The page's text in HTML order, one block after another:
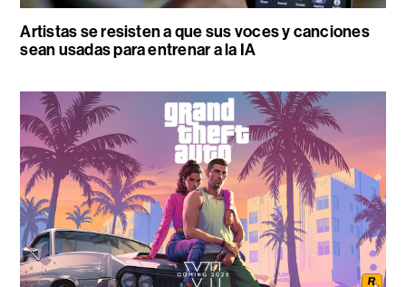
Artistas se resisten a que sus voces y canciones
sean usadas para entrenar a la IA